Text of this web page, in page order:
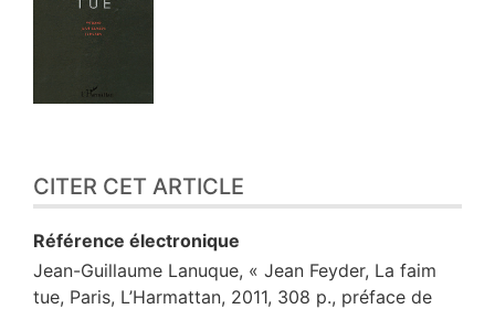
CITER CET ARTICLE
Référence électronique
Jean-Guillaume Lanuque, « Jean Feyder, La faim
tue, Paris, L’Harmattan, 2011, 308 p., préface de